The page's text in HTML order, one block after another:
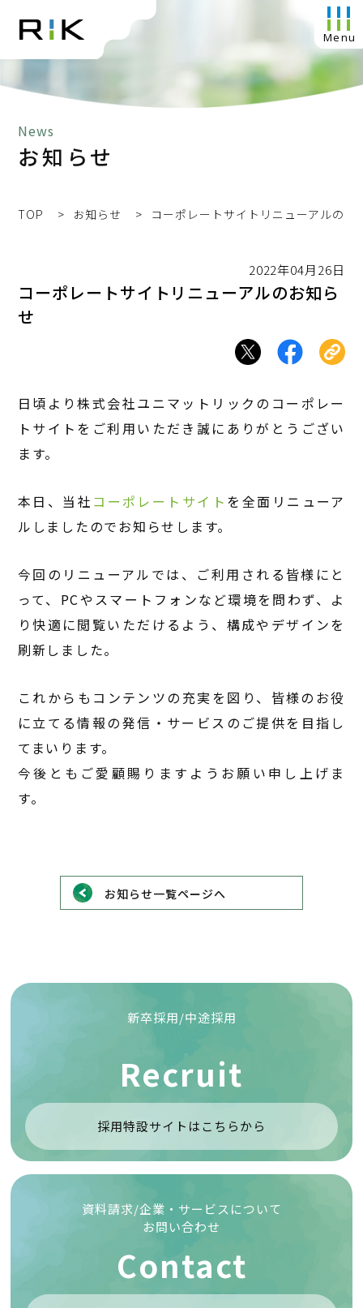
News
お知らせ
TOP お知らせ コーポレートサイトリニューアルのお
2022年04月26日
コーポレートサイトリニューアルのお知ら
せ
日頃より株式会社ユニマットリックのコーポレー
トサイトをご利用いただき誠にありがとうござい
ます。
本日、当社 コーポレートサイト を全面リニューア
ルしましたのでお知らせします。
今回のリニューアルでは、ご利用される皆様にと
って、PCやスマートフォンなど環境を問わず、よ
り快適に閲覧いただけるよう、構成やデザインを
刷新しました。
これからもコンテンツの充実を図り、皆様のお役
に立てる情報の発信・サービスのご提供を目指し
てまいります。
今後ともご愛顧賜りますようお願い申し上げま
す。
お知らせ一覧ページへ
新卒採用/中途採用
Recruit
採用特設サイトはこちらから
資料請求/企業・サービスについて
お問い合わせ
Contact